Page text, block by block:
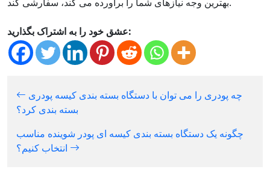
عشق خود را به اشتراک بگذارید:
بسته بندی کرد؟
چگونه یک دستگاه بسته بندی کیسه ای پودر شوینده مناسب